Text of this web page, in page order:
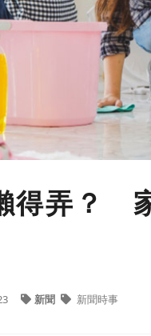
得弄？
新聞 新聞時事